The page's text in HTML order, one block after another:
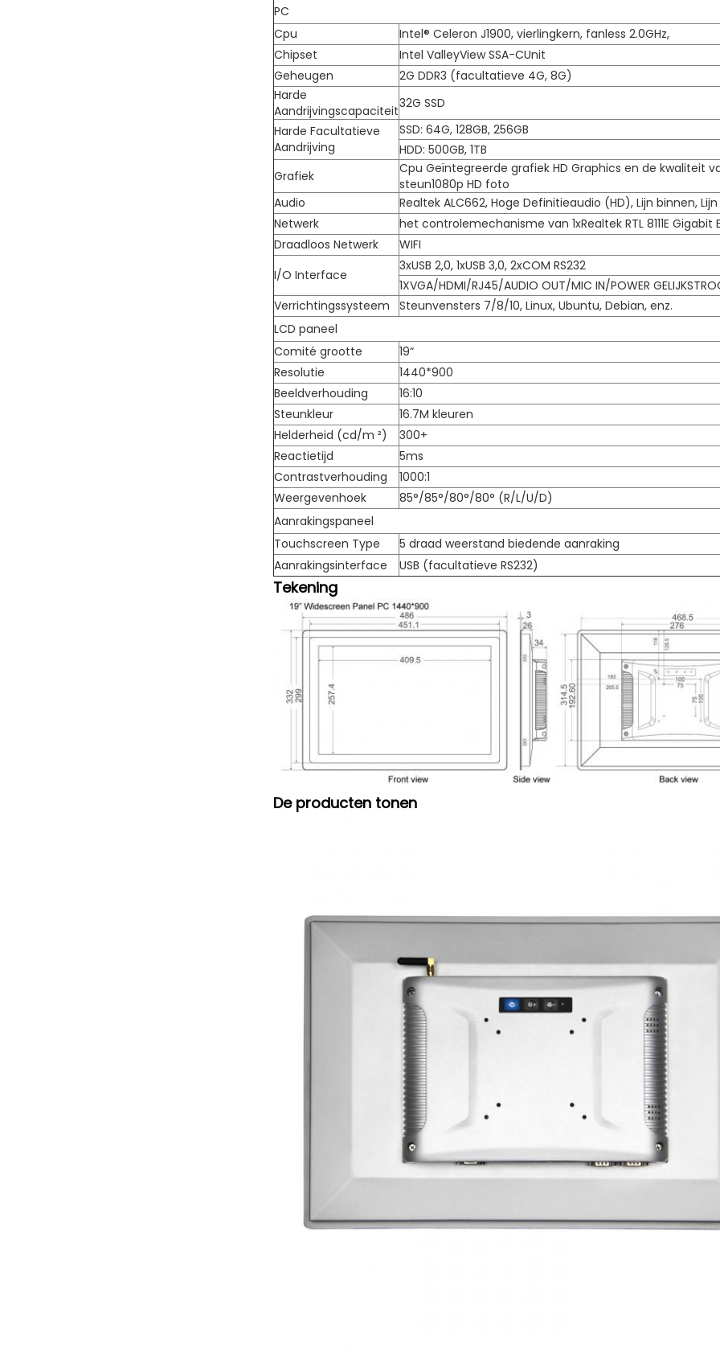
PC
Cpu
Intel® Celeron J1900, vierlingkern, fanless 2.0GHz,
Chipset
Intel ValleyView SSA-CUnit
Geheugen
2G DDR3 (facultatieve 4G, 8G)
Harde
Aandrijvingscapaciteit32G SSD
Harde Facultatieve
Aandrijving
SSD: 64G, 128GB, 256GB
HDD: 500GB, 1TB
Grafiek
Cpu Geïntegreerde grafiek HD Graphics en de kwaliteit
steun1080p HD foto
Audio
Realtek ALC662, Hoge Definitieaudio (HD), Lijn binnen,
Netwerk
het controlemechanisme van 1xRealtek RTL 8111E Gigabit
Draadloos Netwerk
WIFI
I/O Interface
3xUSB 2,0, 1xUSB 3,0, 2xCOM RS232
1XVGA/HDMI/RJ45/AUDIO OUT/MIC IN/POWER
Verrichtingssysteem
Steunvensters 7/8/10, Linux, Ubuntu, Debian, enz.
LCD paneel
Comité grootte
19“
Resolutie
1440*900
Beeldverhouding
16:10
Steunkleur
16.7M kleuren
Helderheid (cd/m ²)
300+
Reactietijd
5ms
Contrastverhouding
1000:1
Weergevenhoek
85°/85°/80°/80° (R/L/U/D)
Aanrakingspaneel
Touchscreen Type
5 draad weerstand biedende aanraking
Aanrakingsinterface
USB (facultatieve RS232)
Tekening
De producten tonen